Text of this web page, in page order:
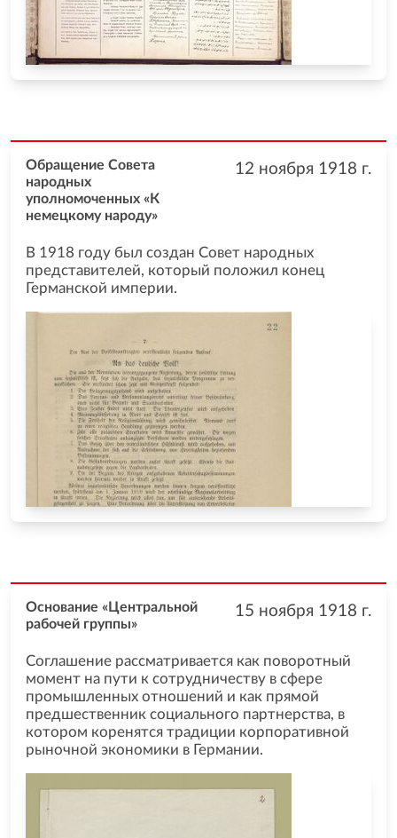
12 ноября 1918 г.
Обращение Совета
народных
уполномоченных «К
немецкому народу»
В 1918 году был создан Совет народных
представителей, который положил конец
Германской империи.
15 ноября 1918 г.
Основание «Центральной
рабочей группы»
Соглашение рассматривается как поворотный
момент на пути к сотрудничеству в сфере
промышленных отношений и как прямой
предшественник социального партнерства, в
котором коренятся традиции корпоративной
рыночной экономики в Германии.